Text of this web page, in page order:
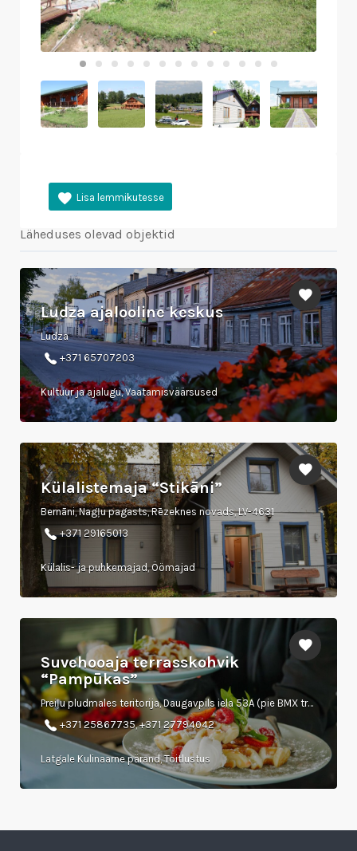
Läheduses olevad objektid
Ludza ajalooline keskus
Ludza
+371 65707203
Kultuur ja ajalugu, Vaatamisväärsused
Külalistemaja “Stikāni”
Bernāni, Nagļu pagasts, Rēzeknes novads, LV-4631
+371 29165013
Külalis- ja puhkemajad, Öömajad
Suvehooaja terrasskohvik
“Pampūkas”
Preiļu pludmales teritorija, Daugavpils iela 53A (pie BMX trases)
+371 25867735, +371 27794042
Latgale Kulinaarne pärand, Toitlustus